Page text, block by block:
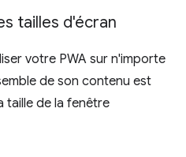
tailles d'écran
votre PWA sur n'importe
de son contenu est
taille de la fenêtre